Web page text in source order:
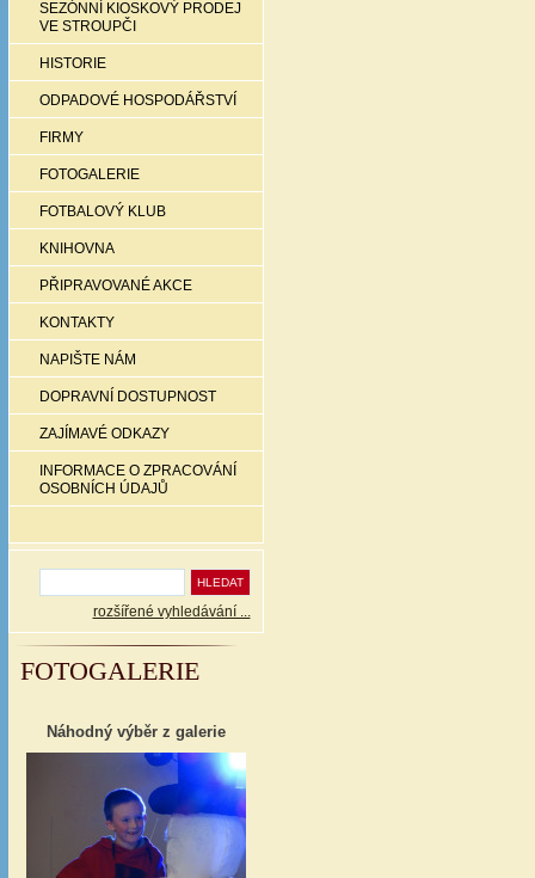
SEZÓNNÍ KIOSKOVÝ PRODEJ
VE STROUPČI
HISTORIE
ODPADOVÉ HOSPODÁŘSTVÍ
FIRMY
FOTOGALERIE
FOTBALOVÝ KLUB
KNIHOVNA
PŘIPRAVOVANÉ AKCE
KONTAKTY
NAPIŠTE NÁM
DOPRAVNÍ DOSTUPNOST
ZAJÍMAVÉ ODKAZY
INFORMACE O ZPRACOVÁNÍ
OSOBNÍCH ÚDAJŮ
rozšířené vyhledávání ...
FOTOGALERIE
Náhodný výběr z galerie